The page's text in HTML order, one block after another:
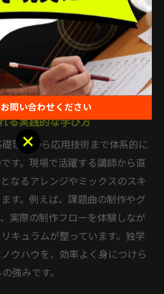
強化することで、着実にスキル
活用した成長のコツ
る実践的な学び方
理論から応用技術まで体系的に
す。現場で活躍する講師から直
なるアレンジやミックスのスキ
す。例えば、課題曲の制作やグ
実際の制作フローを体験しなが
キュラムが整っています。独学
ウハウを、効率よく身につけら
強みです。
問い合わせください
問い合わせください